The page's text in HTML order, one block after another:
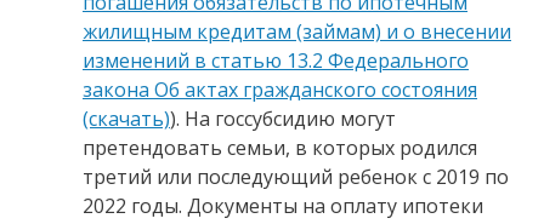
жилищным кредитам (займам) и о внесении
изменений в статью 13.2 Федерального
закона Об актах гражданского состояния
(скачать)). На госсубсидию могут
претендовать семьи, в которых родился
третий или последующий ребенок с 2019 по
2022 годы. Документы на оплату ипотеки